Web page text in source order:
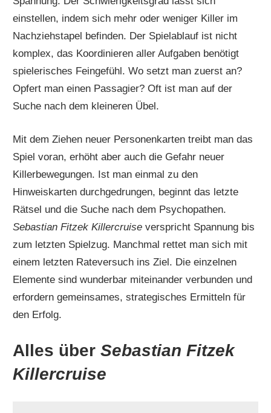
einstellen, indem sich mehr oder weniger Killer im
Nachziehstapel befinden. Der Spielablauf ist nicht
komplex, das Koordinieren aller Aufgaben benötigt
spielerisches Feingefühl. Wo setzt man zuerst an?
Opfert man einen Passagier? Oft ist man auf der
Suche nach dem kleineren Übel.
Mit dem Ziehen neuer Personenkarten treibt man das
Spiel voran, erhöht aber auch die Gefahr neuer
Killerbewegungen. Ist man einmal zu den
Hinweiskarten durchgedrungen, beginnt das letzte
Rätsel und die Suche nach dem Psychopathen.
Sebastian Fitzek Killercruise verspricht Spannung bis
zum letzten Spielzug. Manchmal rettet man sich mit
einem letzten Rateversuch ins Ziel. Die einzelnen
Elemente sind wunderbar miteinander verbunden und
erfordern gemeinsames, strategisches Ermitteln für
den Erfolg.
Alles überSebastian Fitzek
Killercruise